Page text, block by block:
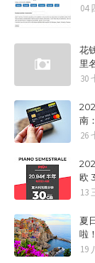
04
花
里
30
南
26
欧
13
夏
啦
19